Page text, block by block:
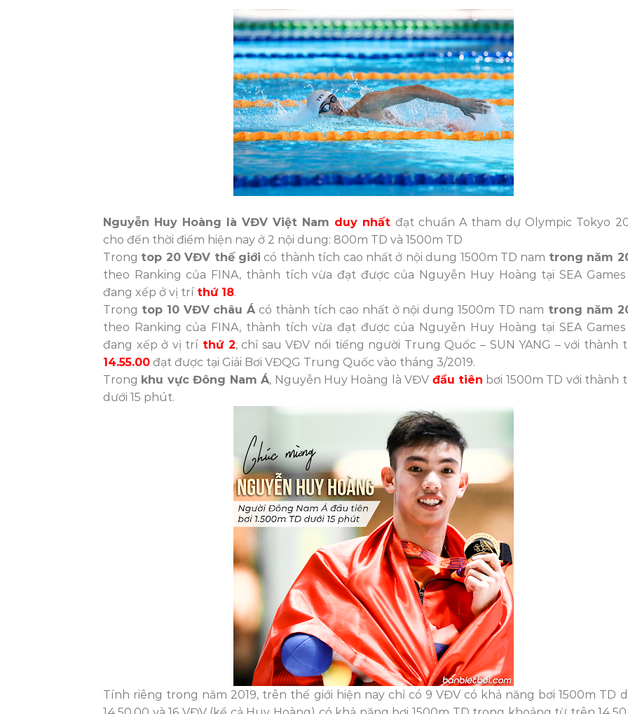
Nguyễn Huy Hoàng là VĐV Việt Nam duy nhất đạt chuẩn A tham dự Olympic Tokyo
cho đến thời điểm hiện nay ở 2 nội dung: 800m TD và 1500m TD
Trong top 20 VĐV thế giới có thành tích cao nhất ở nội dung 1500m TD nam trong năm
theo Ranking của FINA, thành tích vừa đạt được của Nguyễn Huy Hoàng tại SEA
đang xếp ở vị trí thứ 18.
Trong top 10 VĐV châu Ácó thành tích cao nhất ở nội dung 1500m TD nam trong năm
theo Ranking của FINA, thành tích vừa đạt được của Nguyễn Huy Hoàng tại SEA
đang xếp ở vị trí thứ 2, chỉ sau VĐV nổi tiếng người Trung Quốc – SUN YANG – với thành
14.55.00 đạt được tại Giải Bơi VĐQG Trung Quốc vào tháng 3/2019.
Trong khu vực Đông Nam Á, Nguyễn Huy Hoàng là VĐV đầu tiên bơi 1500m TD với thành
dưới 15 phút.
Tính riêng trong năm 2019, trên thế giới hiện nay chỉ có 9 VĐV có khả năng bơi 1500m TD